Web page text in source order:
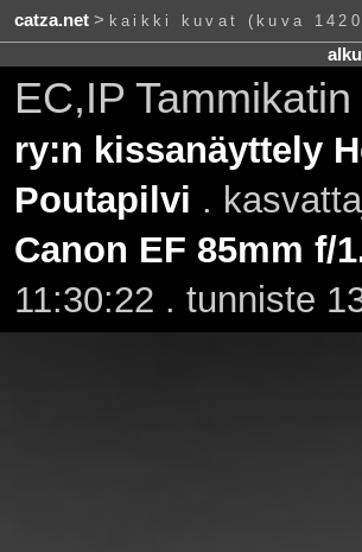
catza.net> kaikki kuvat (kuva
EC,IP
ry:n kissanäyttely
Poutapilvi .
Canon EF 85mm f/
11:30:22 . tunniste